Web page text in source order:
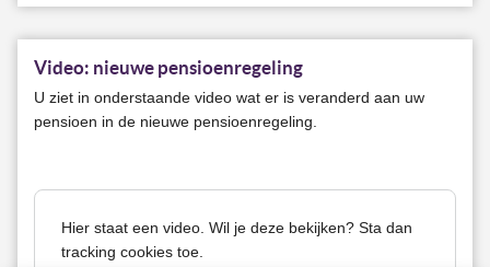
Video: nieuwe pensioenregeling
U ziet in onderstaande video wat er is veranderd aan uw
pensioen in de nieuwe pensioenregeling.
Hier staat een video. Wil je deze bekijken? Sta dan
tracking cookies toe.